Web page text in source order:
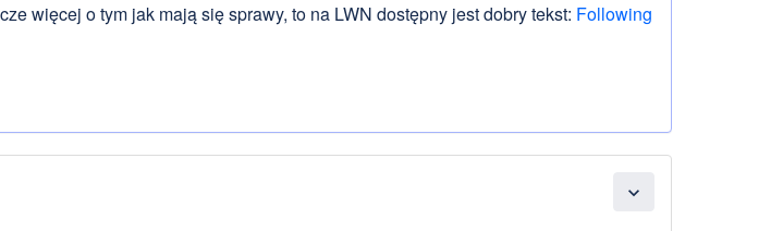
więcej o tym jak mają się sprawy, to na LWN dostępny jest dobry tekst: Following
expand_more